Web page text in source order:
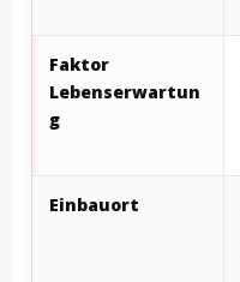
Faktor
Lebenserwartun
g
Einbauort